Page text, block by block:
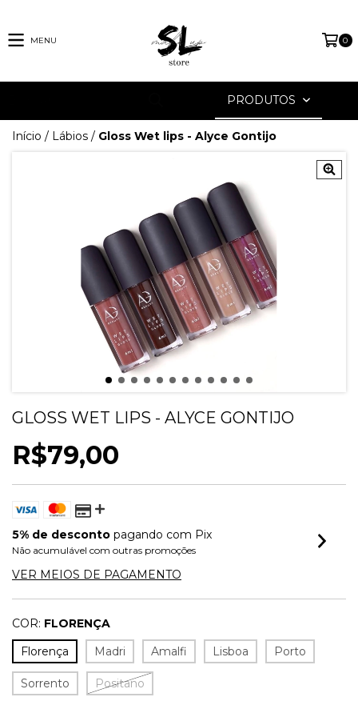
MENU 0
PRODUTOS
Início / Lábios / Gloss Wet lips - Alyce Gontijo
GLOSS WET LIPS - ALYCE GONTIJO
R$79,00
5% de desconto pagando com Pix
Não acumulável com outras promoções
VER MEIOS DE PAGAMENTO
COR: FLORENÇA
Florença
Madri Amalfi Lisboa Porto
Sorrento Positano